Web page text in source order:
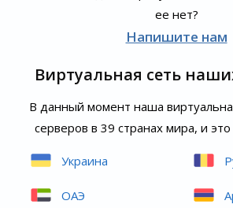
ее нет?
Напишите нам
Виртуальная сеть
В данный момент наша
серверов в 39 странах мира, и
Украина
ОАЭ